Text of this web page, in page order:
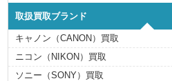
取扱買取ブランド
キャノン（CANON）買取
ニコン（NIKON）買取
ソニー（SONY）買取